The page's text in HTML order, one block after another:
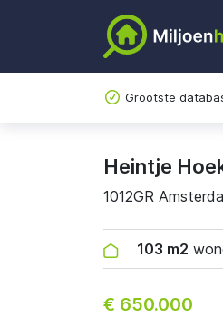
Grootste
Heintje
1012GR
103 m2
€ 650.000